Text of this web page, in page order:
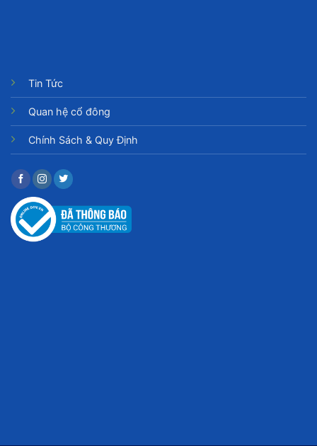
Tin Tức
Quan hệ cổ đông
Chính Sách & Quy Định